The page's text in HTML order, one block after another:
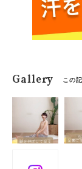
Gallery この